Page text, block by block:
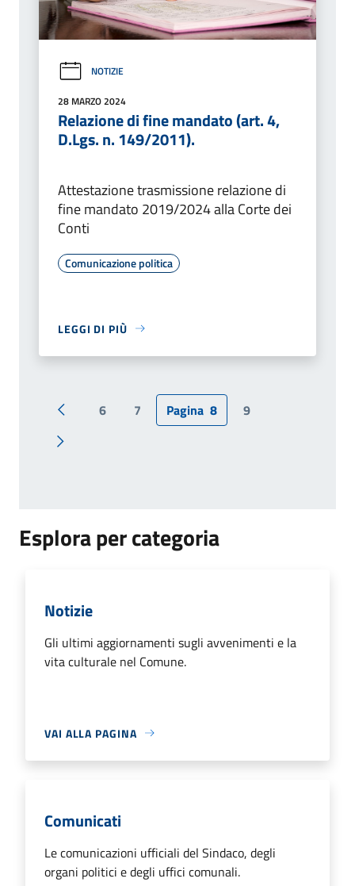
NOTIZIE
28 MARZO 2024
Relazione di fine mandato (art. 4,
D.Lgs. n. 149/2011).
Attestazione trasmissione relazione di
fine mandato 2019/2024 alla Corte dei
Conti
Comunicazione politica
LEGGI DI PIÙ
Pagina precedente
6 7 Pagina 8 9
Pagina successiva
Esplora per categoria
Notizie
Gli ultimi aggiornamenti sugli avvenimenti e la
vita culturale nel Comune.
VAI ALLA PAGINA
Comunicati
Le comunicazioni ufficiali del Sindaco, degli
organi politici e degli uffici comunali.